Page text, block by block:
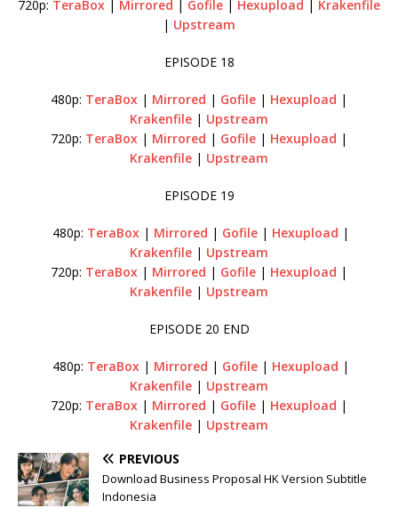
720p: TeraBox | Mirrored | Gofile | Hexupload | Krakenfile
| Upstream
EPISODE 18
480p: TeraBox | Mirrored | Gofile | Hexupload |
Krakenfile | Upstream
720p: TeraBox | Mirrored | Gofile | Hexupload |
Krakenfile | Upstream
EPISODE 19
480p: TeraBox | Mirrored | Gofile | Hexupload |
Krakenfile | Upstream
720p: TeraBox | Mirrored | Gofile | Hexupload |
Krakenfile | Upstream
EPISODE 20 END
480p: TeraBox | Mirrored | Gofile | Hexupload |
Krakenfile | Upstream
720p: TeraBox | Mirrored | Gofile | Hexupload |
Krakenfile | Upstream
PREVIOUS
Download Business Proposal HK Version Subtitle
Indonesia